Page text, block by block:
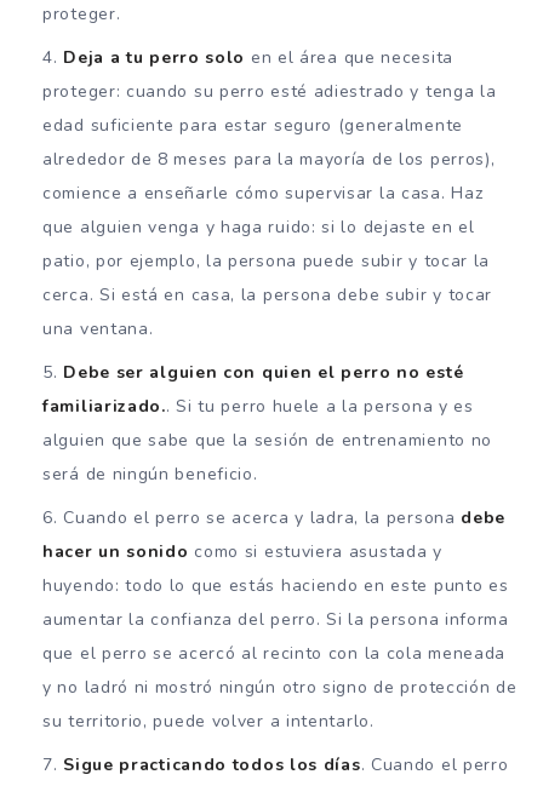
proteger.
Deja a tu perro solo en el área que necesita
proteger: cuando su perro esté adiestrado y tenga la
edad suficiente para estar seguro (generalmente
alrededor de 8 meses para la mayoría de los perros),
comience a enseñarle cómo supervisar la casa. Haz
que alguien venga y haga ruido: si lo dejaste en el
patio, por ejemplo, la persona puede subir y tocar la
cerca. Si está en casa, la persona debe subir y tocar
una ventana.
Debe ser alguien con quien el perro no esté
familiarizado.. Si tu perro huele a la persona y es
alguien que sabe que la sesión de entrenamiento no
será de ningún beneficio.
Cuando el perro se acerca y ladra, la persona debe
hacer un sonido como si estuviera asustada y
huyendo: todo lo que estás haciendo en este punto es
aumentar la confianza del perro. Si la persona informa
que el perro se acercó al recinto con la cola meneada
y no ladró ni mostró ningún otro signo de protección de
su territorio, puede volver a intentarlo.
Sigue practicando todos los días. Cuando el perro